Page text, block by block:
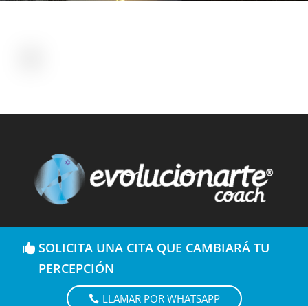
SOLICITA UNA CITA QUE CAMBIARÁ TU
PERCEPCIÓN
LLAMAR POR WHATSAPP